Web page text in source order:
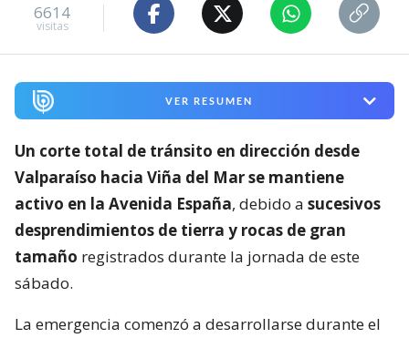
6614
visitas
VER RESUMEN
Un corte total de tránsito en dirección desde
Valparaíso hacia Viña del Mar se mantiene
activo en la Avenida España, debido a sucesivos
desprendimientos de tierra y rocas de gran
tamaño registrados durante la jornada de este
sábado.
La emergencia comenzó a desarrollarse durante el